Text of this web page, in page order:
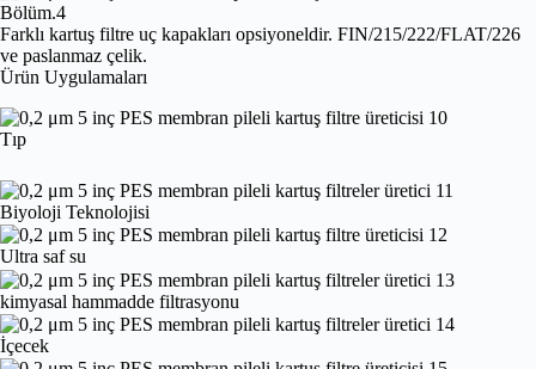
Bölüm.4
Farklı kartuş filtre uç kapakları opsiyoneldir. FIN/215/222/FLAT/226
ve paslanmaz çelik.
Ürün Uygulamaları
Tıp
Biyoloji Teknolojisi
Ultra saf su
kimyasal hammadde filtrasyonu
İçecek